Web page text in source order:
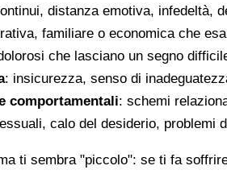
distanza emotiva, infedeltà,
familiare o economica che
che lasciano un segno
: insicurezza, senso di
comportamentali: schemi
calo del desiderio, problemi
ti sembra "piccolo": se ti fa